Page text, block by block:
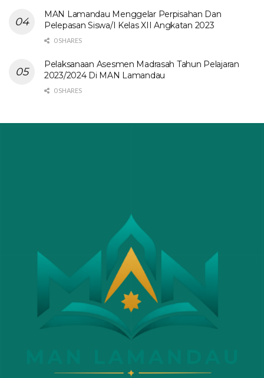
MAN Lamandau Menggelar Perpisahan Dan
Pelepasan Siswa/I Kelas XII Angkatan 2023
0 SHARES
Pelaksanaan Asesmen Madrasah Tahun Pelajaran
2023/2024 Di MAN Lamandau
0 SHARES